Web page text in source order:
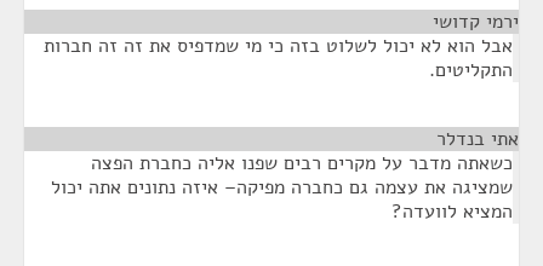
ירמי קדושי
אבל הוא לא יכול לשלוט בזה כי מי שמדפיס את זה זה חברות
התקליטים.
אתי בנדלר
כשאתה מדבר על מקרים רבים שפנו אליה כחברת הפצה
שמציגה את עצמה גם כחברה מפיקה– איזה נתונים אתה יכול
המציא לוועדה?